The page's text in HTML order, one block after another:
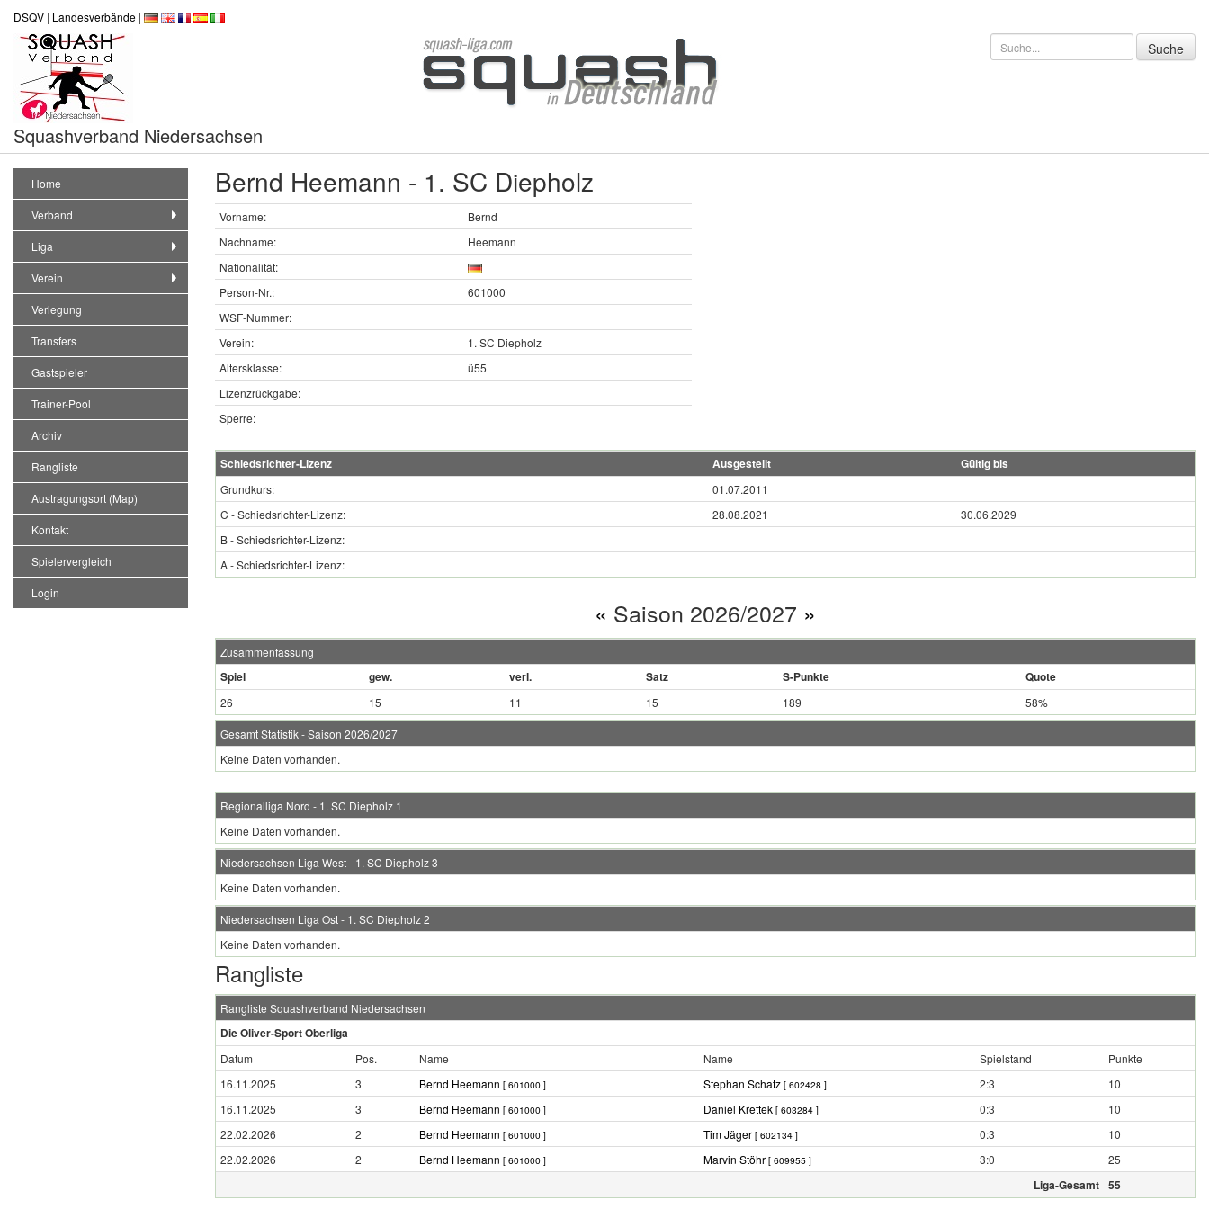
DSQV | Landesverbände |
Squashverband Niedersachsen
Home
Verband
Liga
Verein
Verlegung
Transfers
Gastspieler
Trainer-Pool
Archiv
Rangliste
Austragungsort (Map)
Kontakt
Spielervergleich
Login
Bernd Heemann - 1. SC Diepholz
Vorname:
Bernd
Nachname:
Heemann
Nationalität:
Person-Nr.:
601000
WSF-Nummer:
Verein:
1. SC Diepholz
Altersklasse:
ü55
Lizenzrückgabe:
Sperre:
Schiedsrichter-Lizenz Ausgestellt Gültig bis
Grundkurs:
01.07.2011
C - Schiedsrichter-Lizenz:
28.08.2021
30.06.2029
B - Schiedsrichter-Lizenz:
A - Schiedsrichter-Lizenz:
« Saison 2026/2027 »
Zusammenfassung
Spiel gew. verl. Satz S-Punkte Quote
26 15 11 15 189 58%
Gesamt Statistik - Saison 2026/2027
Keine Daten vorhanden.
Regionalliga Nord - 1. SC Diepholz 1
Keine Daten vorhanden.
Niedersachsen Liga West - 1. SC Diepholz 3
Keine Daten vorhanden.
Niedersachsen Liga Ost - 1. SC Diepholz 2
Keine Daten vorhanden.
Rangliste
Rangliste Squashverband Niedersachsen
Die Oliver-Sport Oberliga
Datum Pos. Name Name Spielstand
Punkte
16.11.2025
3 Bernd Heemann [ 601000 ] Stephan Schatz [ 602428 ] 2:3
10
16.11.2025
3 Bernd Heemann [ 601000 ] Daniel Krettek [ 603284 ] 0:3
10
22.02.2026
2 Bernd Heemann [ 601000 ] Tim Jäger [ 602134 ] 0:3
10
22.02.2026
2 Bernd Heemann [ 601000 ] Marvin Stöhr [ 609955 ] 3:0 25
Liga-Gesamt 55